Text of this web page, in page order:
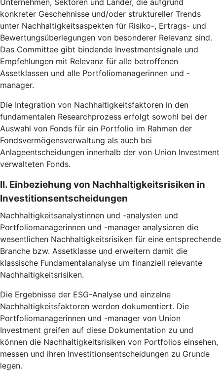
Unternehmen, Sektoren und Länder, die aufgrund
konkreter Geschehnisse und/oder struktureller Trends
unter Nachhaltigkeitsaspekten für Risiko-, Ertrags- und
Bewertungsüberlegungen von besonderer Relevanz sind.
Das Committee gibt bindende Investmentsignale und
Empfehlungen mit Relevanz für alle betroffenen
Assetklassen und alle Portfoliomanagerinnen und -
manager.
Die Integration von Nachhaltigkeitsfaktoren in den
fundamentalen Researchprozess erfolgt sowohl bei der
Auswahl von Fonds für ein Portfolio im Rahmen der
Fondsvermögensverwaltung als auch bei
Anlageentscheidungen innerhalb der von Union Investment
verwalteten Fonds.
II. Einbeziehung von Nachhaltigkeitsrisiken in
Investitionsentscheidungen
Nachhaltigkeitsanalystinnen und -analysten und
Portfoliomanagerinnen und -manager analysieren die
wesentlichen Nachhaltigkeitsrisiken für eine entsprechende
Branche bzw. Assetklasse und erweitern damit die
klassische Fundamentalanalyse um finanziell relevante
Nachhaltigkeitsrisiken.
Die Ergebnisse der ESG-Analyse und einzelne
Nachhaltigkeitsfaktoren werden dokumentiert. Die
Portfoliomanagerinnen und -manager von Union
Investment greifen auf diese Dokumentation zu und
können die Nachhaltigkeitsrisiken von Portfolios einsehen,
messen und ihren Investitionsentscheidungen zu Grunde
legen.